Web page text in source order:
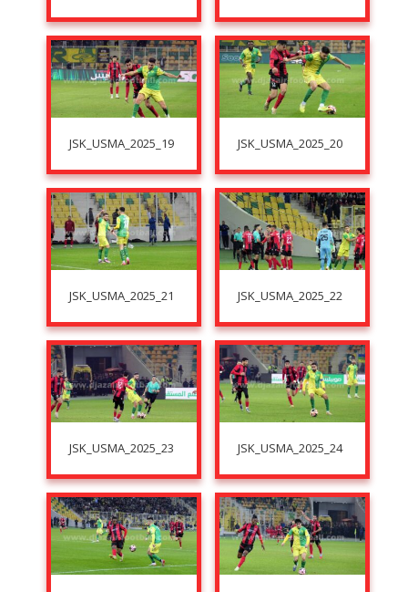
JSK_USMA_2025_19 JSK_USMA_2025_20
JSK_USMA_2025_21 JSK_USMA_2025_22
JSK_USMA_2025_23 JSK_USMA_2025_24